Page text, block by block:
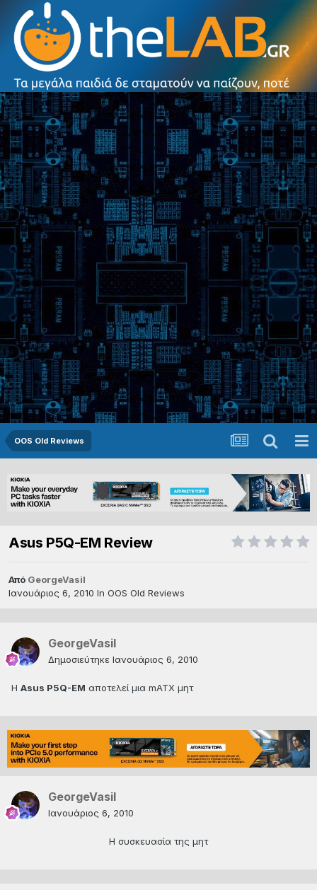
OOS Old Reviews
Asus P5Q-EM Review
Από GeorgeVasil
Ιανουάριος 6, 2010 In OOS Old Reviews
GeorgeVasil
Δημοσιεύτηκε Ιανουάριος 6, 2010
H Asus P5Q-EM αποτελεί μια mATX μητ
GeorgeVasil
Ιανουάριος 6, 2010
Η συσκευασία της μητ